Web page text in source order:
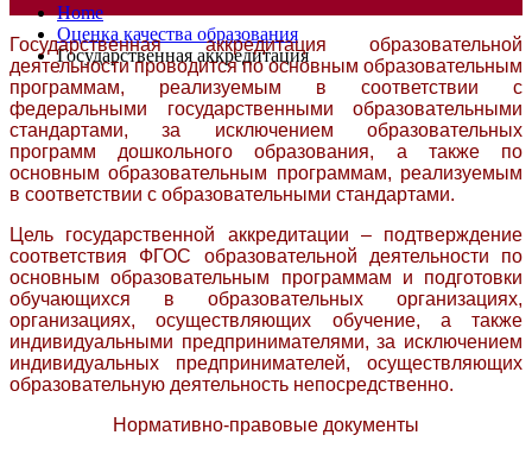
Home
Оценка качества образования
Государственная аккредитация
Государственная аккредитация образовательной
деятельности проводится по основным образовательным
программам, реализуемым в соответствии с
федеральными государственными образовательными
стандартами, за исключением образовательных
программ дошкольного образования, а также по
основным образовательным программам, реализуемым
в соответствии с образовательными стандартами.
​Цель государственной аккредитации – подтверждение
соответствия ФГОС образовательной деятельности по
основным образовательным программам и подготовки
обучающихся в образовательных организациях,
организациях, осуществляющих обучение, а также
индивидуальными предпринимателями, за исключением
индивидуальных предпринимателей, осуществляющих
образовательную деятельность непосредственно.​
Нормативно-правовые документы